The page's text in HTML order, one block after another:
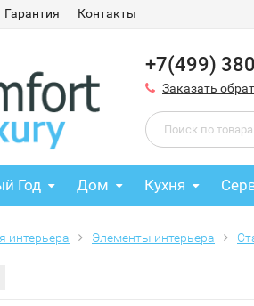
Гарантия Контакты
+7(499)
Заказать
Год Дом Кухня
интерьера Элементы интерьера